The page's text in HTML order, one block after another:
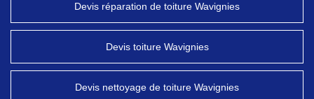
Devis réparation de toiture Wavignies
Devis toiture Wavignies
Devis nettoyage de toiture Wavignies